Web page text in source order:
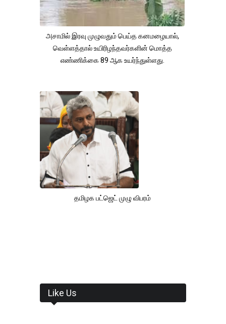
அசாமில் இரவு முழுவதும் பெய்த கனமழையால்,
வெள்ளத்தால் உயிரிழந்தவர்களின் மொத்த
எண்ணிக்கை 89 ஆக உயர்ந்துள்ளது.
தமிழக பட்ஜெட் முழு விபரம்
Like Us